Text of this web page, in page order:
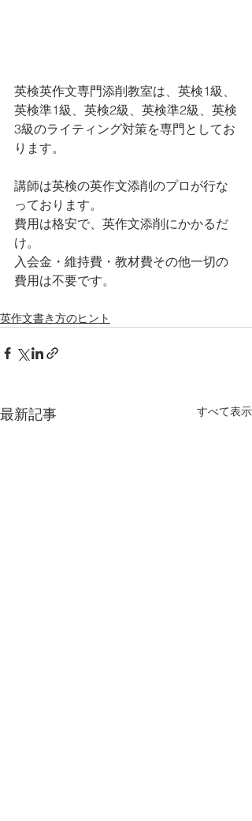
英検英作文専門添削教室は、英検1級、
英検準1級、英検2級、英検準2級、英検
3級のライティング対策を専門としてお
ります。
講師は英検の英作文添削のプロが行な
っております。
費用は格安で、英作文添削にかかるだ
け。
入会金・維持費・教材費その他一切の
費用は不要です。
英作文書き方のヒント
最新記事 すべて表示